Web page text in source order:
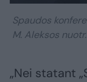
Spaudos
M. Aleksos nuotr.
„Nei statant